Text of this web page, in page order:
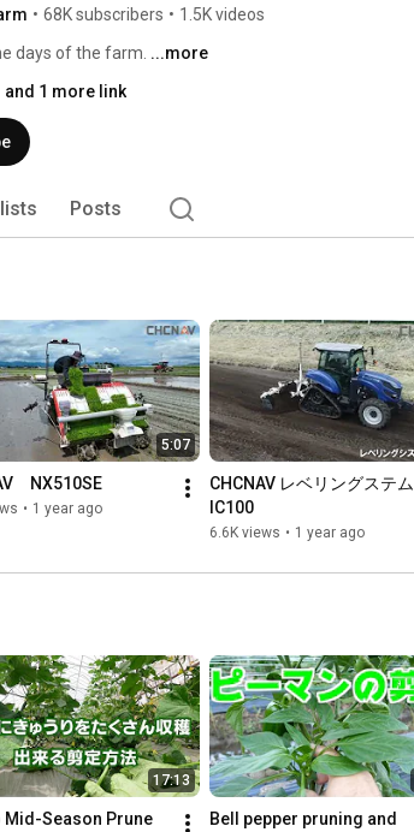
• 68K subscribers • 1.5K videos
days of the farm. ...more
and 1 more link
Posts
5:07
　NX510SE
• 1 year ago
CHCNAV レベリングステム
IC100
6.6K views • 1 year ago
17:13
Mid-Season Prune
Bell pepper pruning and